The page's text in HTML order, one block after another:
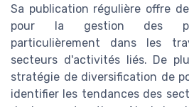
Sa publication régulière offre
pour la gestion des
particulièrement dans les
secteurs d'activités liés. De
stratégie de diversification de
identifier les tendances des